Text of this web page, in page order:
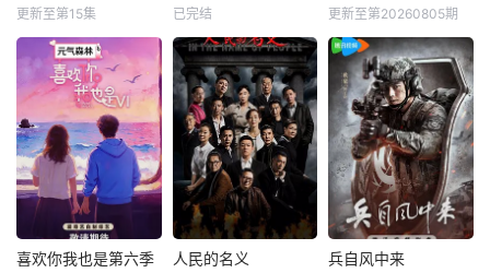
更新至第15集 已完结 更新至第20260805期
喜欢你我也是第六季 人民的名义 兵自风中来